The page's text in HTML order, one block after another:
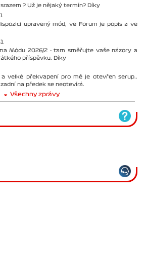
? Už je nějaký termín? Díky
upravený mód, ve Forum je popis a ve
Módu 2026/2 - tam směřujte vaše názory a
příspěvku. Díky
velké překvapení pro mě je otevřen serup..
na předek se neotevírá.
Všechny zprávy